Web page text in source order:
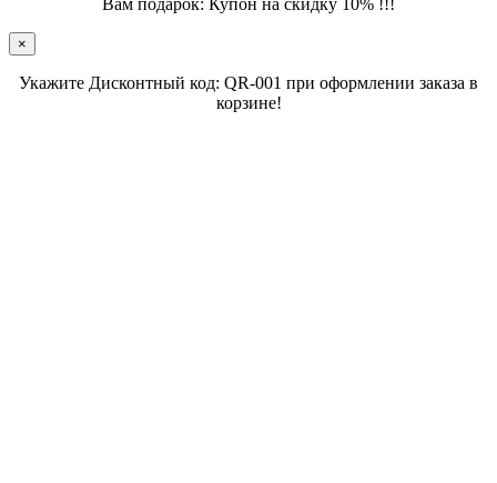
Вам подарок: Купон на скидку 10% !!!
×
Укажите Дисконтный код: QR-001 при оформлении заказа в
корзине!